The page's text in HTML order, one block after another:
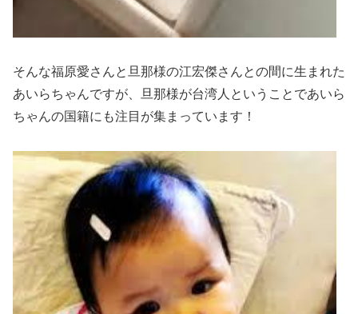
そんな福原愛さんと旦那様の江宏傑さんとの間に生まれた
あいらちゃんですが、旦那様が台湾人ということであいら
ちゃんの国籍にも注目 が集まっています！